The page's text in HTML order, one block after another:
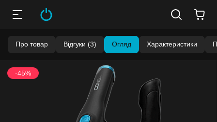
Про товар Відгуки (3) Огляд Характеристики
-45%